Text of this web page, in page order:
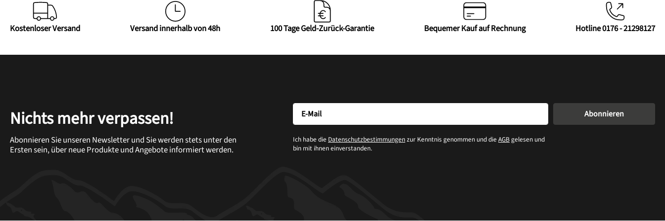
Kostenloser Versand Versand innerhalb von 48h 100 Tage Geld-Zurück-Garantie Bequemer Kauf auf Rechnung Hotline 0176 - 21298127
Nichts mehr verpassen!
Abonnieren Sie unseren Newsletter und Sie werden stets unter den
Ersten sein, über neue Produkte und Angebote informiert werden.
Ich habe die Datenschutzbestimmungenzur Kenntnis genommen und dieAGBgelesen und
bin mit ihnen einverstanden.
Abonnieren